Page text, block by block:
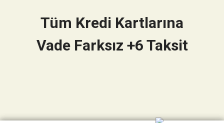
Tüm Kredi Kartlarına
Vade Farksız +6 Taksit